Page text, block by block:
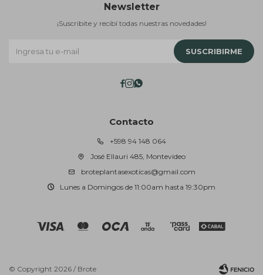
Contacto
+598 94 148 064
José Ellauri 485, Montevideo
broteplantasexoticas@gmail.com
Lunes a Domingos de 11:00am hasta 19:30pm
Newsletter
¡Suscribite y recibí todas nuestras novedades!
SUSCRIBIRME

© Copyright 2026 / Brote